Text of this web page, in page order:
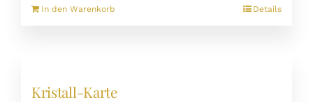
In den Warenkorb Details
Kristall-Karte